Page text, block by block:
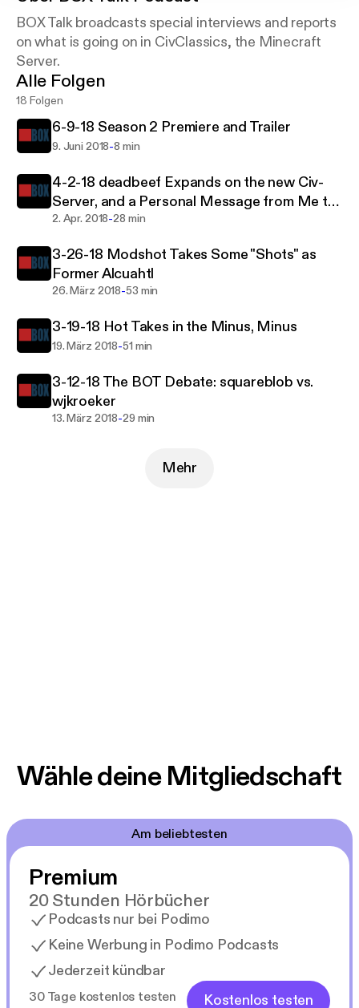
BOX Talk broadcasts special interviews and reports
on what is going on in CivClassics, the Minecraft
Server.
Alle Folgen
18 Folgen
6-9-18 Season 2 Premiere and Trailer
9. Juni 2018-8 min
4-2-18 deadbeef Expands on the new Civ-
Server, and a Personal Message from Me to
You
2. Apr. 2018-28 min
3-26-18 Modshot Takes Some "Shots" as
Former Alcuahtl
26. März 2018-53 min
3-19-18 Hot Takes in the Minus, Minus
19. März 2018-51 min
3-12-18 The BOT Debate: squareblob vs.
wjkroeker
13. März 2018-29 min
Mehr
Wähle deine Mitgliedschaft
Am beliebtesten
Premium
20 Stunden Hörbücher
Podcasts nur bei Podimo
Keine Werbung in Podimo Podcasts
Jederzeit kündbar
30 Tage kostenlos testen
Kostenlos testen